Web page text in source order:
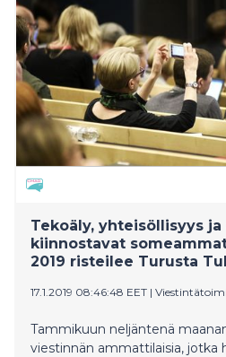
Tekoäly, yhteisöllisyys
kiinnostavat
2019 risteilee Turusta
17.1.2019 08:46:48 EET |
Tammikuun neljäntenä
viestinnän ammattilaisia, jotka